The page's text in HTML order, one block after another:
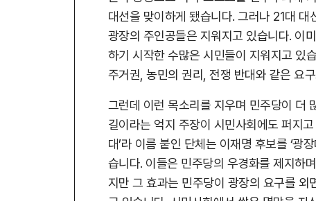
대선을 맞이하게 됐습니다. 그러나 21대
광장의 주인공들은 지워지고 있습니다. 이
하기 시작한 수많은 시민들이 지워지고 있
주거권, 농민의 권리, 전쟁 반대와 같은 요
그런데 이런 목소리를 지우며 민주당이 더
길이라는 억지 주장이 시민사회에도 퍼지
대’라 이름 붙인 단체는 이재명 후보를 ‘광
습니다. 이들은 민주당의 우경화를 제지하
지만 그 효과는 민주당이 광장의 요구를